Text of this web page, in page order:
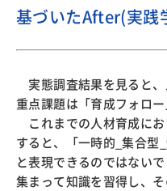
基づいたAfter(実践
実態調査結果を見ると、
重点課題は「育成フォロ
これまでの人材育成にお
すると、「一時的_集合型
と表現できるのではない
集まって知識を習得し、